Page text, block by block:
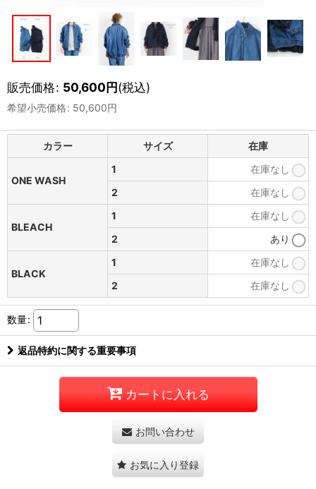
販売価格: 50,600円(税込)
希望小売価格: 50,600円
カラー サイズ 在庫
ONE WASH
1
在庫なし
2
在庫なし
BLEACH
1
在庫なし
2
あり
BLACK
1
在庫なし
2
在庫なし
数量:
返品特約に関する重要事項
カートに入れる
お問い合わせ
お気に入り登録